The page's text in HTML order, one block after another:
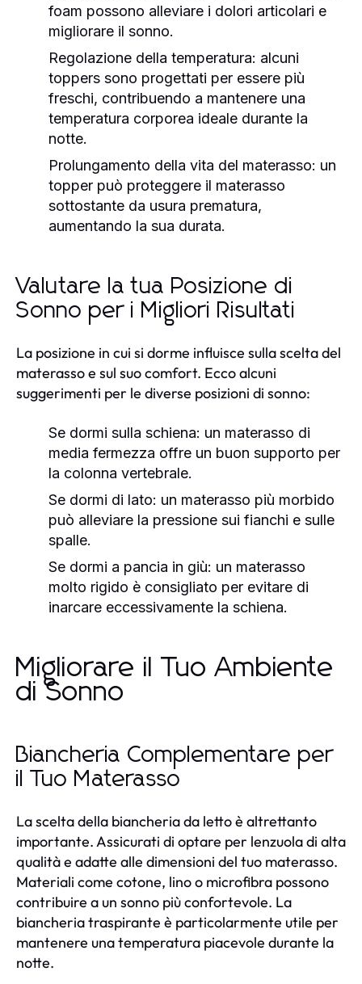
foam possono alleviare i dolori articolari e
migliorare il sonno.
Regolazione della temperatura: alcuni
toppers sono progettati per essere più
freschi, contribuendo a mantenere una
temperatura corporea ideale durante la
notte.
Prolungamento della vita del materasso: un
topper può proteggere il materasso
sottostante da usura prematura,
aumentando la sua durata.
Valutare la tua Posizione di
Sonno per i Migliori Risultati
La posizione in cui si dorme influisce sulla scelta del
materasso e sul suo comfort. Ecco alcuni
suggerimenti per le diverse posizioni di sonno:
Se dormi sulla schiena: un materasso di
media fermezza offre un buon supporto per
la colonna vertebrale.
Se dormi di lato: un materasso più morbido
può alleviare la pressione sui fianchi e sulle
spalle.
Se dormi a pancia in giù: un materasso
molto rigido è consigliato per evitare di
inarcare eccessivamente la schiena.
Migliorare il Tuo Ambiente
di Sonno
Biancheria Complementare per
il Tuo Materasso
La scelta della biancheria da letto è altrettanto
importante. Assicurati di optare per lenzuola di alta
qualità e adatte alle dimensioni del tuo materasso.
Materiali come cotone, lino o microfibra possono
contribuire a un sonno più confortevole. La
biancheria traspirante è particolarmente utile per
mantenere una temperatura piacevole durante la
notte.